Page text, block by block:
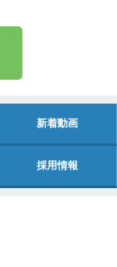
新着動画
採用情報